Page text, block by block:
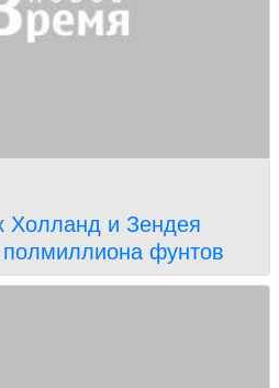
Холланд и Зендея
фунтов